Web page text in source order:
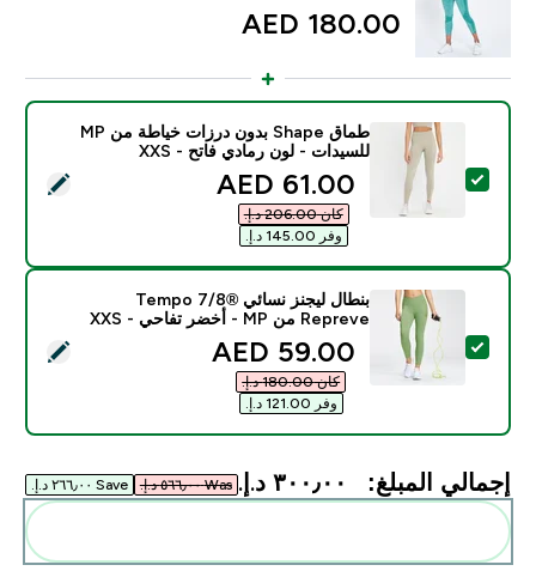
180.00 AED‎
تحديد هذا المنتج - طماق Shape بدون درزات خياطة من MP للسيدات - لون رمادي فاتح - XXS
طماق Shape بدون درزات خياطة من MP
للسيدات - لون رمادي فاتح - XXS
discounted price
61.00 AED‎
كان ‏206.00 د.إ.‏‎
وفر ‏145.00 د.إ.‏‎
تحديد هذا المنتج - بنطال ليجنز نسائي ®Tempo 7/8 Repreve من MP - أخضر تفاحي - XXS
بنطال ليجنز نسائي ®Tempo 7/8
Repreve من MP - أخضر تفاحي - XXS
discounted price
59.00 AED‎
كان ‏180.00 د.إ.‏‎
وفر ‏121.00 د.إ.‏‎
إجمالي المبلغ: ٣٠٠٫٠٠ د.إ.‏‎ Was ٥٦٦٫٠٠ د.إ.‏‎ Save ٢٦٦٫٠٠ د.إ.‏‎